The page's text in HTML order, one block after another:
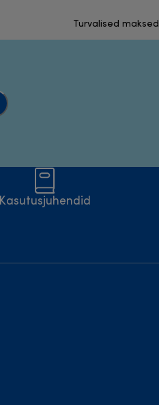
Turvalised maksed
Kasutusjuhendid